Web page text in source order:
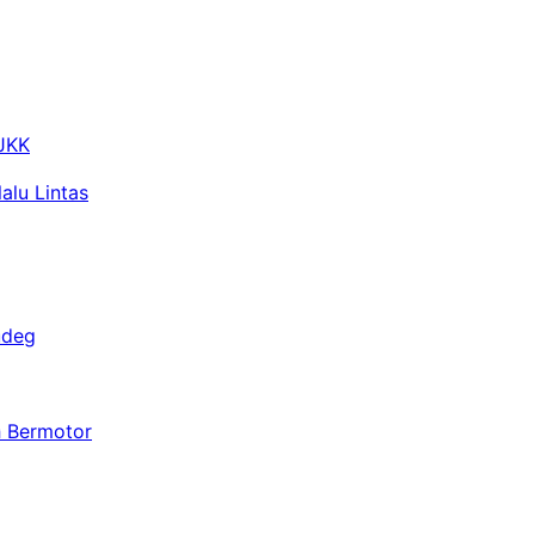
Lintas
Bermotor